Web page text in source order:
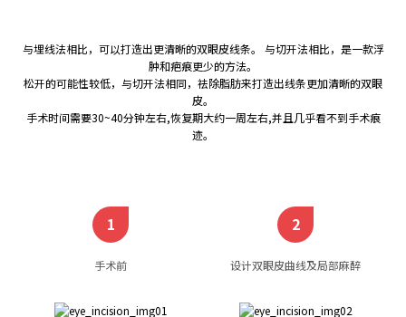
与埋线法相比，可以打造出更清晰的双眼皮线条。 与切开法相比，是一款浮
肿和疤痕更少的方法。
松开的可能性较低，与切开法相同，祛除脂肪来打造出线条更加清晰的双眼
皮。
手术时间需要30~40分钟左右,恢复期大约一周左右,并且几乎看不到手术痕
迹。
1
手术前
2
设计双眼皮曲线及局部麻醉